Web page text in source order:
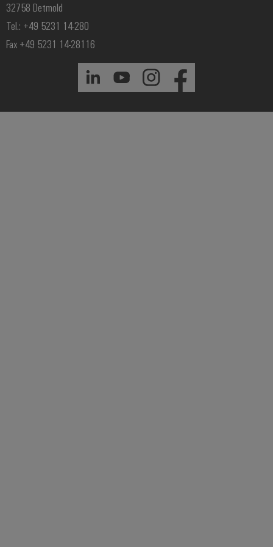
32758 Detmold
Tel.: +49 5231 14-280
Fax +49 5231 14-28116